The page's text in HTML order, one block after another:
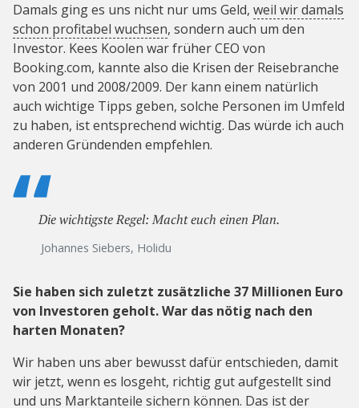
Damals ging es uns nicht nur ums Geld, weil wir damals
schon profitabel wuchsen, sondern auch um den
Investor. Kees Koolen war früher CEO von
Booking.com, kannte also die Krisen der Reisebranche
von 2001 und 2008/2009. Der kann einem natürlich
auch wichtige Tipps geben, solche Personen im Umfeld
zu haben, ist entsprechend wichtig. Das würde ich auch
anderen Gründenden empfehlen.
Die wichtigste Regel: Macht euch einen Plan.
Johannes Siebers, Holidu
Sie haben sich zuletzt zusätzliche 37 Millionen Euro
von Investoren geholt. War das nötig nach den
harten Monaten?
Wir haben uns aber bewusst dafür entschieden, damit
wir jetzt, wenn es losgeht, richtig gut aufgestellt sind
und uns Marktanteile sichern können. Das ist der